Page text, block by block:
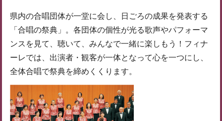
県内の合唱団体が一堂に会し、日ごろの成果を発表する
「合唱の祭典」。各団体の個性が光る歌声やパフォーマ
ンスを見て、聴いて、みんなで一緒に楽しもう！フィナ
ーレでは、出演者・観客が一体となって心を一つにし、
全体合唱で祭典を締めくくります。